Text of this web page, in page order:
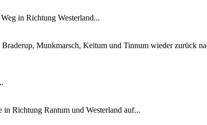
in Richtung Westerland...
Munkmarsch, Keitum und Tinnum wieder zurück
in Richtung Rantum und Westerland auf...